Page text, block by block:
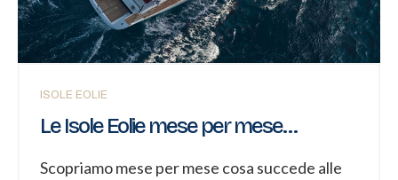
cosa che colpisce, appena sali a bordo,...
ISOLE EOLIE
Le Isole Eolie mese per mese…
Scopriamo mese per mese cosa succede alle